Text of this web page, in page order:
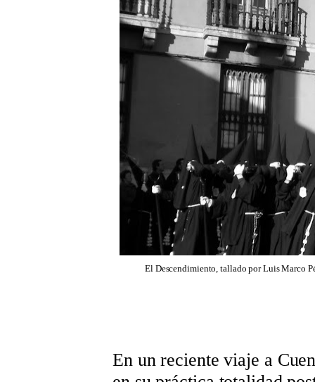
El Descendimiento, tallado por Luis Marco
En un reciente viaje a